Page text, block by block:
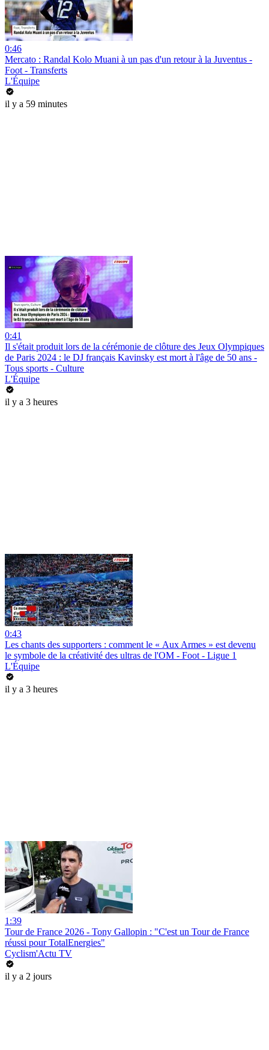
0:46
Mercato : Randal Kolo Muani à un pas d'un retour à la Juventus -
Foot - Transferts
L'Équipe
il y a 59 minutes
0:41
Il s'était produit lors de la cérémonie de clôture des Jeux Olympiques
de Paris 2024 : le DJ français Kavinsky est mort à l'âge de 50 ans -
Tous sports - Culture
L'Équipe
il y a 3 heures
0:43
Les chants des supporters : comment le « Aux Armes » est devenu
le symbole de la créativité des ultras de l'OM - Foot - Ligue 1
L'Équipe
il y a 3 heures
1:39
Tour de France 2026 - Tony Gallopin : "C'est un Tour de France
réussi pour TotalEnergies"
Cyclism'Actu TV
il y a 2 jours